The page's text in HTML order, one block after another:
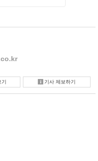
기 기사 제보하기